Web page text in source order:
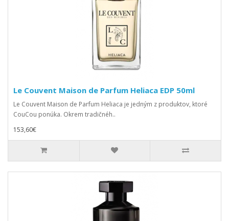
Le Couvent Maison de Parfum Heliaca EDP 50ml
Le Couvent Maison de Parfum Heliaca je jedným z produktov, ktoré
CouCou ponúka. Okrem tradičnéh..
153,60€